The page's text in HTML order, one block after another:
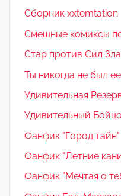
Сборник xxtemtation
Смешные комиксы
Стар против Сил Зла
Ты никогда не был
Удивительная
Удивительный
Фанфик "Город тайн"
Фанфик "Летние
Фанфик "Мечтая о